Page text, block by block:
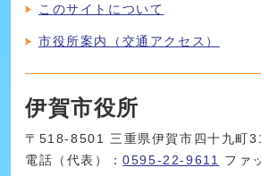
このサイトについて
市役所案内（交通アクセス）
伊賀市役所
〒518-8501 三重県伊賀市四十九町
電話（代表）：0595-22-9611
ファ